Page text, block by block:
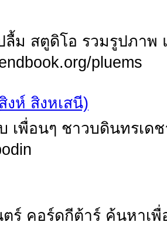
ลื้ม สตูดิโอ รวมรูปภาพ
pluems
งห์ สิงหเสนี)
เพื่อนๆ ชาวบดินทรเด
ตร์ คอร์ดกีต้าร์ ค้นหาเ